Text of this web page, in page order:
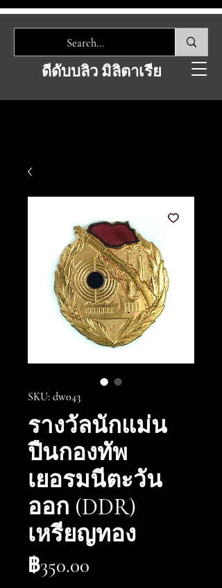
ดีดับบลิว มิลิตาเรีย
SKU: dw043
รางวัลนักแม่น
ปืนกองทัพ
เยอรมนีตะวัน
ออก (DDR)
เหรียญทอง
฿350.00